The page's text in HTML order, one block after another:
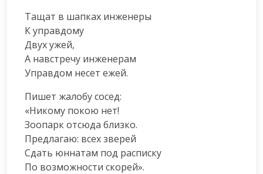
Тащат в шапках инженеры
К управдому
Двух ужей,
А навстречу инженерам
Управдом несет ежей.
Пишет жалобу сосед:
«Никому покою нет!
Зоопарк отсюда близко.
Предлагаю: всех зверей
Сдать юннатам под расписку
По возможности скорей».